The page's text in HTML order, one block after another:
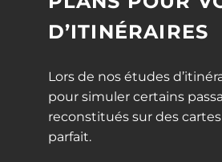
D’ITINÉRAIRES
Lors de nos études
pour simuler certains
reconstitués sur des
parfait.